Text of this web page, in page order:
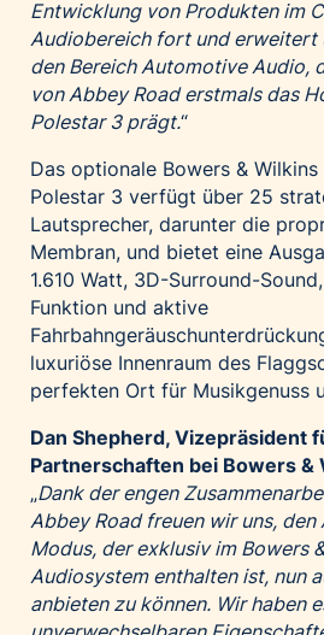
Entwicklung von Produkten im
Audiobereich fort und erweitert
den Bereich Automotive Audio,
von Abbey Road erstmals das
Polestar 3 prägt.“
Das optionale Bowers &
Polestar 3 verfügt über 25
Lautsprecher, darunter die
Membran, und bietet eine
1.610 Watt, 3D-Surround-
Funktion und aktive
luxuriöse Innenraum des
perfekten Ort für Musikgenuss
Dan Shepherd, Vizepräsident
Partnerschaften bei Bowers &
„Dank der engen
Abbey Road freuen wir uns,
Modus, der exklusiv im Bowers
Audiosystem enthalten ist, nun
anbieten zu können. Wir haben